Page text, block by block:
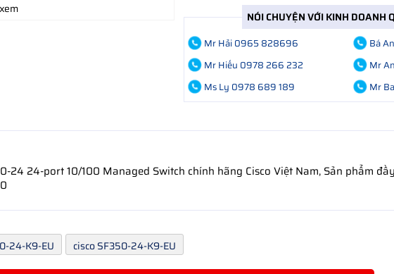
NÓI CHUYỆN VỚI KINH DOANH
Mr Hải 0965 828696
Bá
Mr Hiếu 0978 266 232
Mr
Ms Ly 0978 689 189
Mr
24 24-port 10/100 Managed Switch chính hãng Cisco Việt Nam, Sản phẩm
24-K9-EU cisco SF350-24-K9-EU